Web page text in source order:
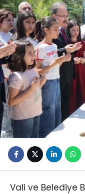
Vali ve Belediye